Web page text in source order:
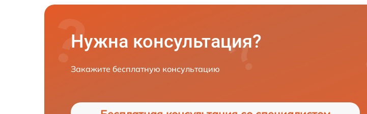
Нужна консультация?
Закажите бесплатную консультацию